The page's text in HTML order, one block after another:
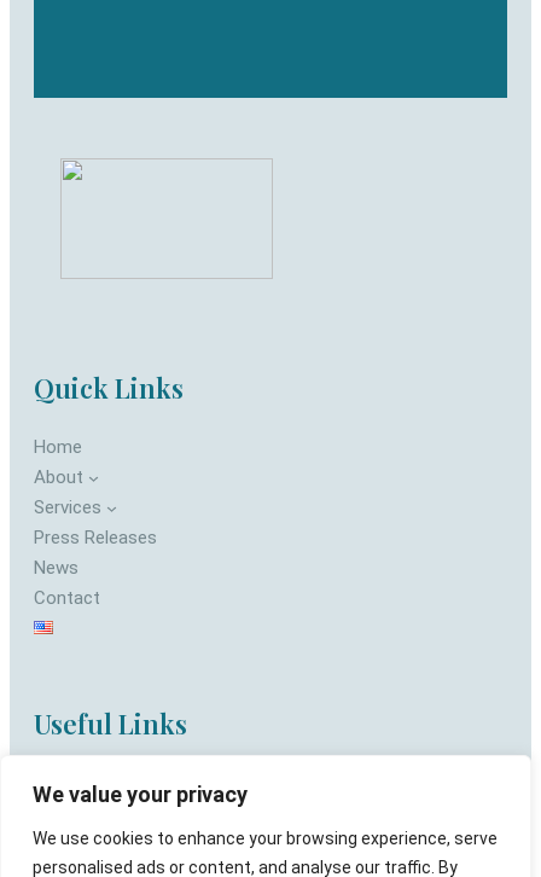
We value your privacy
We use cookies to enhance your browsing experience, serve
personalised ads or content, and analyse our traffic. By
Quick Links
Home
About
Services
Press Releases
News
Contact
Useful Links
Privacy Policy
Terms of use